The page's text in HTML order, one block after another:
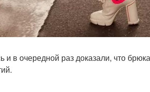
в очередной раз доказали, что